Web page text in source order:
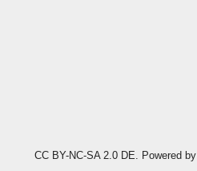
CC BY-NC-SA 2.0 DE. Powered by